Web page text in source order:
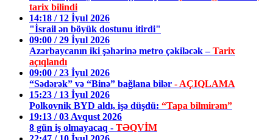
tarix bilindi
14:18 / 12 İyul 2026
"İsrail ən böyük dostunu itirdi"
09:00 / 29 İyul 2026
Azərbaycanın iki şəhərinə metro çəkiləcək –Tarix
açıqlandı
09:00 / 23 İyul 2026
“Sədərək” və “Binə” bağlana bilər - AÇIQLAMA
15:23 / 13 İyul 2026
Polkovnik BYD aldı, işə düşdü: “Tapa bilmirəm”
19:13 / 03 Avqust 2026
8 gün iş olmayacaq - TƏQVİM